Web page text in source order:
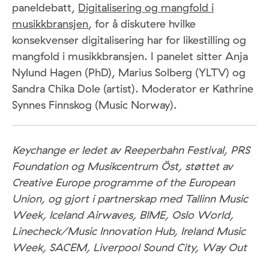
paneldebatt, Digitalisering og mangfold i
musikkbransjen, for å diskutere hvilke
konsekvenser digitalisering har for likestilling og
mangfold i musikkbransjen. I panelet sitter Anja
Nylund Hagen (PhD), Marius Solberg (YLTV) og
Sandra Chika Dole (artist). Moderator er Kathrine
Synnes Finnskog (Music Norway).
Keychange er ledet av Reeperbahn Festival, PRS
Foundation og Musikcentrum Öst, støttet av
Creative Europe programme of the European
Union, og gjort i partnerskap med Tallinn Music
Week, Iceland Airwaves, BIME, Oslo World,
Linecheck/Music Innovation Hub, Ireland Music
Week, SACEM, Liverpool Sound City, Way Out